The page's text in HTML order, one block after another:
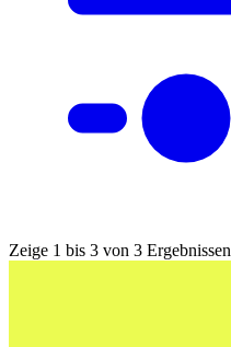
Zeige 1 bis 3 von 3 Ergebnissen